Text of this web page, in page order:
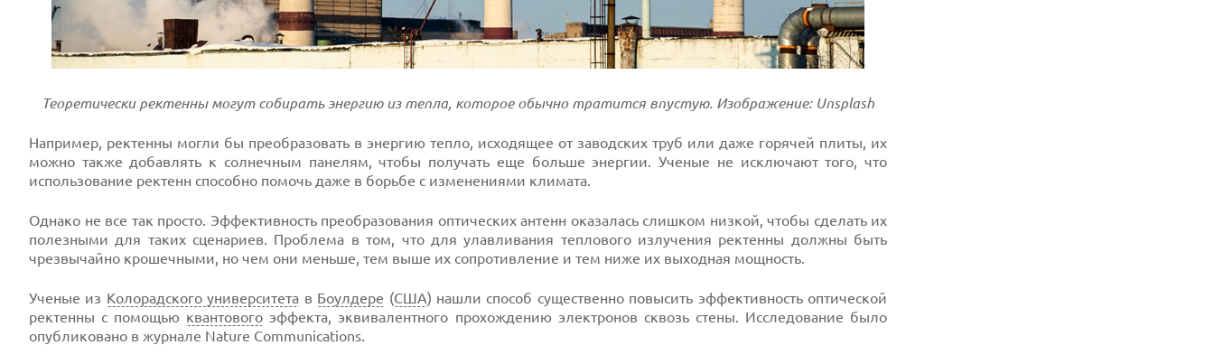
Теоретически ректенны могут собирать энергию из тепла, которое обычно тратится впустую. Изображение: Unsplash
Например, ректенны могли бы преобразовать в энергию тепло, исходящее от заводских труб или даже горячей плиты, их
можно также добавлять к солнечным панелям, чтобы получать еще больше энергии. Ученые не исключают того, что
использование ректенн способно помочь даже в борьбе с изменениями климата.
Однако не все так просто. Эффективность преобразования оптических антенн оказалась слишком низкой, чтобы сделать их
полезными для таких сценариев. Проблема в том, что для улавливания теплового излучения ректенны должны быть
чрезвычайно крошечными, но чем они меньше, тем выше их сопротивление и тем ниже их выходная мощность.
Ученые из Колорадского университета в Боулдере (США) нашли способ существенно повысить эффективность оптической
ректенны с помощью квантового эффекта, эквивалентного прохождению электронов сквозь стены. Исследование было
опубликовано в журнале Nature Communications.